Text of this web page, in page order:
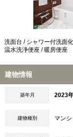
洗面台 / シャワー付洗面
温水洗浄便座 / 暖房便座
建物情報
築年月 2023
建物種別 マン